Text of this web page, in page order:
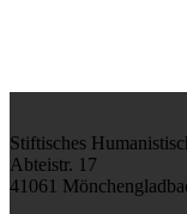
Stiftisches
Abteistr. 17
41061